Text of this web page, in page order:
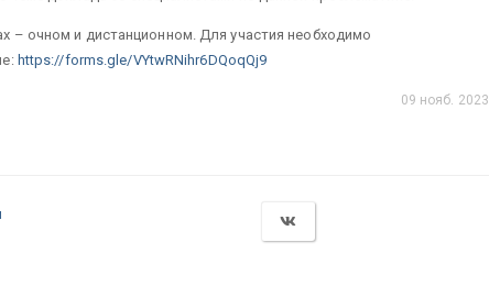
– очном и дистанционном. Для участия необходимо
https://forms.gle/VYtwRNihr6DQoqQj9
09 нояб. 2023